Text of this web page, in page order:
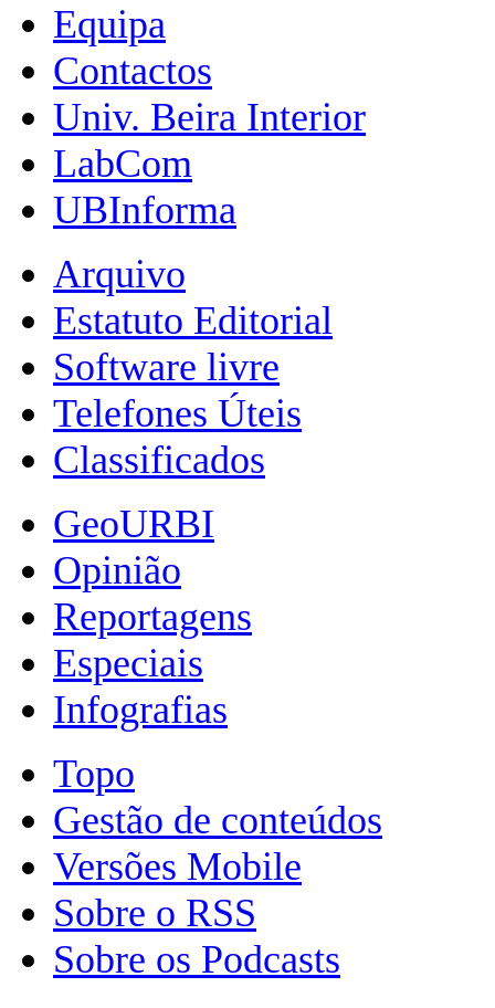
Equipa
Contactos
Univ. Beira Interior
LabCom
UBInforma
Arquivo
Estatuto Editorial
Software livre
Telefones Úteis
Classificados
GeoURBI
Opinião
Reportagens
Especiais
Infografias
Topo
Gestão de conteúdos
Versões Mobile
Sobre o RSS
Sobre os Podcasts